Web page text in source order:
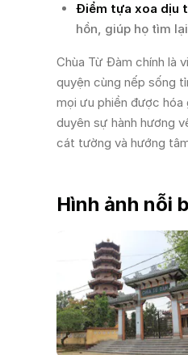
Điểm tựa xoa dịu
hồn, giúp họ tìm
Chùa Từ Đàm chính là
quyện cùng nếp sống
mọi ưu phiền được
duyên sự hành hương
cát tường và hướng
Hình ảnh nỗi